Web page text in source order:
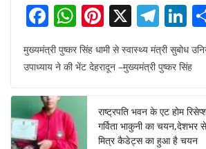
F
a
c
b
o
W
h
at
A
p
Pi
nt
er
e
st
X T
el
e
gr
a
m
Li
n
k
dI
n
मुख्यमंत्री पुष्कर सिंह धामी से स्वास्थ्य मंत्री सुबोध
उपाध्याय ने की भेंट देहरादून –मुख्यमंत्री पुष्कर सिंह
राष्ट्रपति भवन के एट होम
गर्विता भाकुनी का
मित्र कैडेट्स का हुआ है चयन